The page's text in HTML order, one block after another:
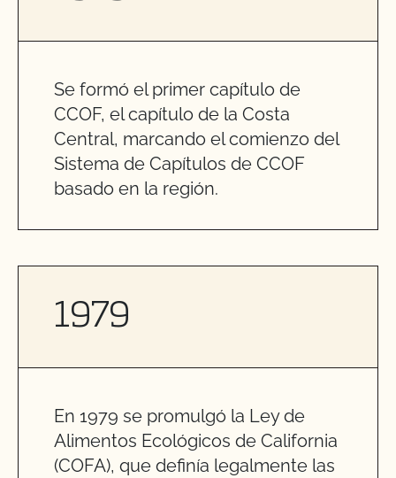
Se formó el primer capítulo de
CCOF, el capítulo de la Costa
Central, marcando el comienzo del
Sistema de Capítulos de CCOF
basado en la región.
1979
En 1979 se promulgó la Ley de
Alimentos Ecológicos de California
(COFA), que definía legalmente las